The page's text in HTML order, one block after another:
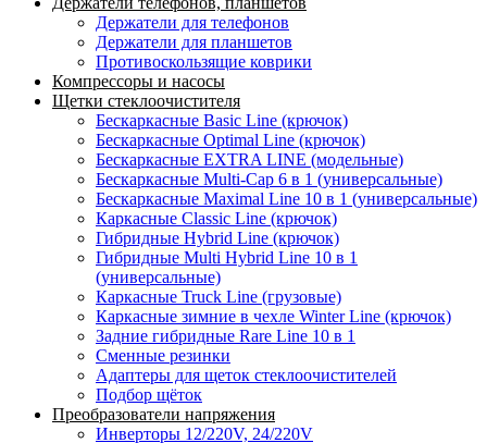
Держатели для телефонов
Держатели для планшетов
Противоскользящие коврики
Компрессоры и насосы
Щетки стеклоочистителя
Бескаркасные Basic Line (крючок)
Бескаркасные Optimal Line (крючок)
Бескаркасные EXTRA LINE (модельные)
Бескаркасные Multi-Cap 6 в 1 (универсальные)
Бескаркасные Maximal Line 10 в 1 (универсальные)
Каркасные Classic Line (крючок)
Гибридные Hybrid Line (крючок)
Гибридные Multi Hybrid Line 10 в 1
(универсальные)
Каркасные Truck Line (грузовые)
Каркасные зимние в чехле Winter Line (крючок)
Задние гибридные Rare Line 10 в 1
Сменные резинки
Адаптеры для щеток стеклоочистителей
Подбор щёток
Преобразователи напряжения
Инверторы 12/220V, 24/220V